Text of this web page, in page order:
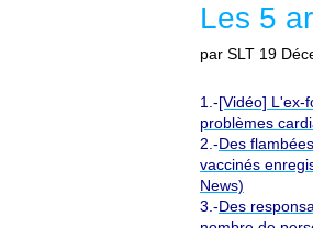
Les 5
par SLT 19
1.-[Vidéo] L'ex-
problèmes
2.-Des
vaccinés
News)
3.-Des